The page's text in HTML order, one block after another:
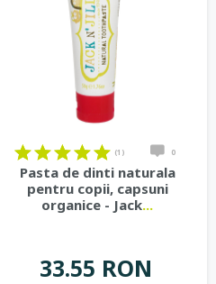
(1) 0
Pasta de dinti naturala
pentru copii, capsuni
organice - Jack...
33.55 RON
on
on on
on on
on on
on on
on